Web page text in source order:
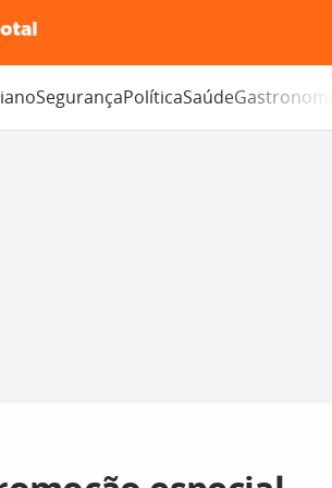
SegurançaPolíticaSaúdeGastronomia